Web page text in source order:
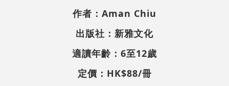
作者：Aman Chiu
出版社：新雅文化
適讀年齡：6至12歲
定價：HK$88/冊